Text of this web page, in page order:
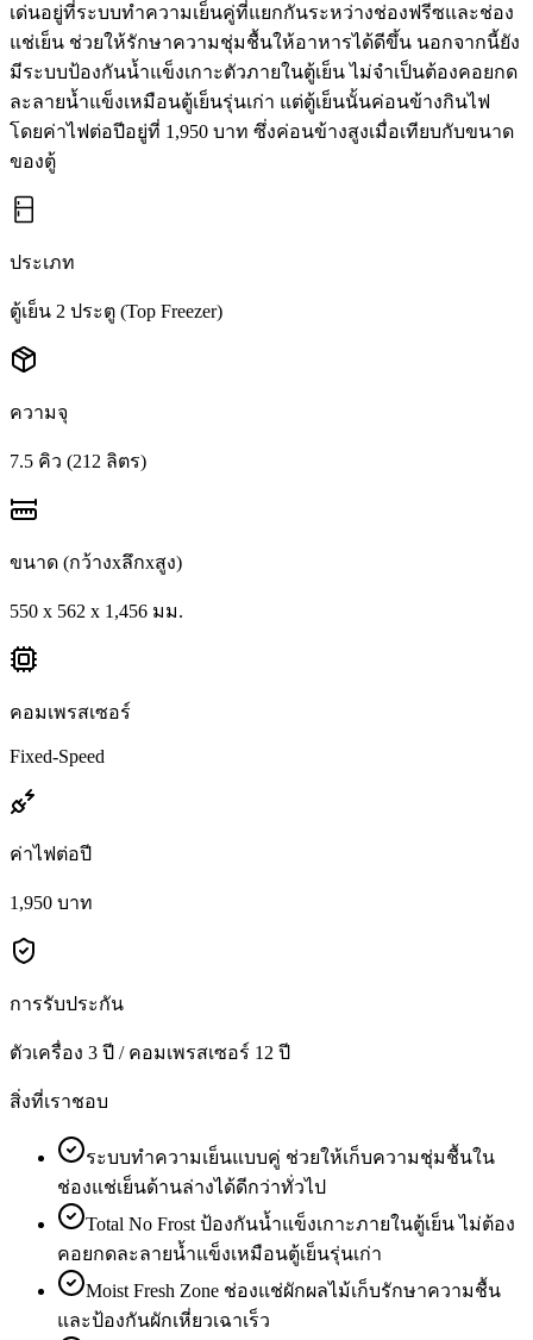
เด่นอยู่ที่ระบบทำความเย็นคู่ที่แยกกันระหว่างช่องฟรีซและช่อง
แช่เย็น ช่วยให้รักษาความชุ่มชื้นให้อาหารได้ดีขึ้น นอกจากนี้ยัง
มีระบบป้องกันน้ำแข็งเกาะตัวภายในตู้เย็น ไม่จำเป็นต้องคอยกด
ละลายน้ำแข็งเหมือนตู้เย็นรุ่นเก่า แต่ตู้เย็นนั้นค่อนข้างกินไฟ
โดยค่าไฟต่อปีอยู่ที่ 1,950 บาท ซึ่งค่อนข้างสูงเมื่อเทียบกับขนาด
ของตู้
ประเภท
ตู้เย็น 2 ประตู (Top Freezer)
ความจุ
7.5 คิว (212 ลิตร)
ขนาด (กว้างxลึกxสูง)
550 x 562 x 1,456 มม.
คอมเพรสเซอร์
Fixed-Speed
ค่าไฟต่อปี
1,950 บาท
การรับประกัน
ตัวเครื่อง 3 ปี / คอมเพรสเซอร์ 12 ปี
สิ่งที่เราชอบ
ระบบทำความเย็นแบบคู่ ช่วยให้เก็บความชุ่มชื้นใน
ช่องแช่เย็นด้านล่างได้ดีกว่าทั่วไป
Total No Frost ป้องกันน้ำแข็งเกาะภายในตู้เย็น ไม่ต้อง
คอยกดละลายน้ำแข็งเหมือนตู้เย็นรุ่นเก่า
Moist Fresh Zone ช่องแช่ผักผลไม้เก็บรักษาความชื้น
และป้องกันผักเหี่ยวเฉาเร็ว